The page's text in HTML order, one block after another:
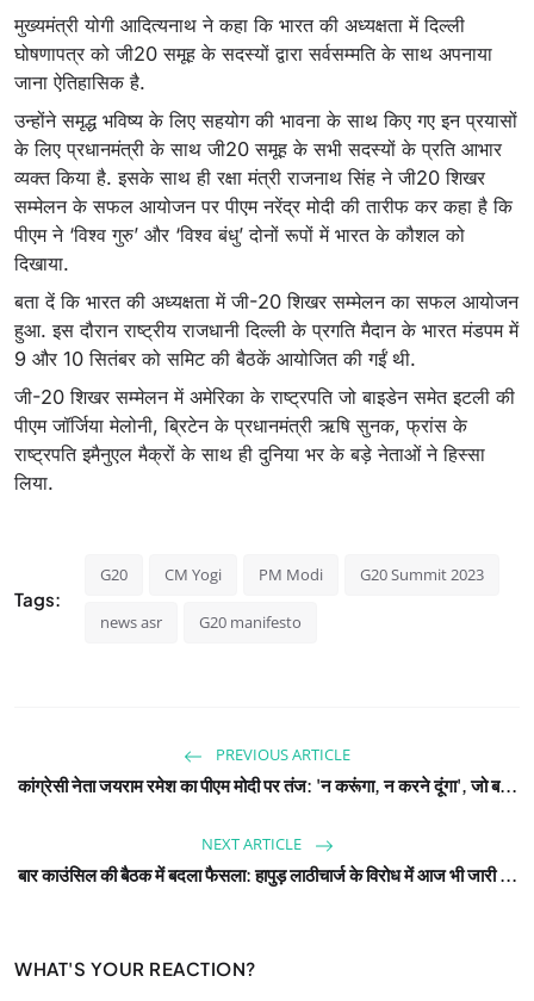
मुख्यमंत्री योगी आदित्यनाथ ने कहा कि भारत की अध्यक्षता में दिल्ली
घोषणापत्र को जी20 समूह के सदस्यों द्वारा सर्वसम्मति के साथ अपनाया
जाना ऐतिहासिक है.
उन्होंने समृद्ध भविष्य के लिए सहयोग की भावना के साथ किए गए इन प्रयासों
के लिए प्रधानमंत्री के साथ जी20 समूह के सभी सदस्यों के प्रति आभार
व्यक्त किया है. इसके साथ ही रक्षा मंत्री राजनाथ सिंह ने जी20 शिखर
सम्मेलन के सफल आयोजन पर पीएम नरेंद्र मोदी की तारीफ कर कहा है कि
पीएम ने ‘विश्व गुरु’ और ‘विश्व बंधु’ दोनों रूपों में भारत के कौशल को
दिखाया.
बता दें कि भारत की अध्यक्षता में जी-20 शिखर सम्मेलन का सफल आयोजन
हुआ. इस दौरान राष्ट्रीय राजधानी दिल्ली के प्रगति मैदान के भारत मंडपम में
9 और 10 सितंबर को समिट की बैठकें आयोजित की गईं थी.
जी-20 शिखर सम्मेलन में अमेरिका के राष्ट्रपति जो बाइडेन समेत इटली की
पीएम जॉर्जिया मेलोनी, ब्रिटेन के प्रधानमंत्री ऋषि सुनक, फ्रांस के
राष्ट्रपति इमैनुएल मैक्रों के साथ ही दुनिया भर के बड़े नेताओं ने हिस्सा
लिया.
Tags:
G20 CM Yogi PM Modi G20 Summit 2023
news asr G20 manifesto
PREVIOUS ARTICLE
कांग्रेसी नेता जयराम रमेश का पीएम मोदी पर तंज: 'न करूंगा, न करने दूंगा', जो ब...
NEXT ARTICLE
बार काउंसिल की बैठक में बदला फैसला: हापुड़ लाठीचार्ज के विरोध में आज भी जारी ...
WHAT'S YOUR REACTION?